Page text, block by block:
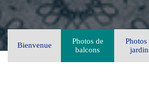
Bienvenue
Photos de
balcons
Photos